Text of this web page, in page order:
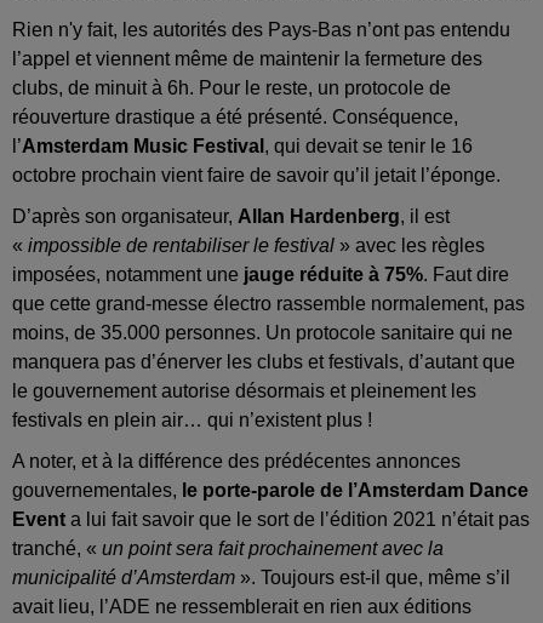
Rien n'y fait, les autorités des Pays-Bas n’ont pas entendu
l’appel et viennent même de maintenir la fermeture des
clubs, de minuit à 6h. Pour le reste, un protocole de
réouverture drastique a été présenté. Conséquence,
l’Amsterdam Music Festival , qui devait se tenir le 16
octobre prochain vient faire de savoir qu’il jetait l’éponge.
D’après son organisateur, Allan Hardenberg, il est
« impossible de rentabiliser le festival » avec les règles
imposées, notamment une jauge réduite à 75%. Faut dire
que cette grand-messe électro rassemble normalement, pas
moins, de 35.000 personnes. Un protocole sanitaire qui ne
manquera pas d’énerver les clubs et festivals, d’autant que
le gouvernement autorise désormais et pleinement les
festivals en plein air… qui n’existent plus !
A noter, et à la différence des prédécentes annonces
gouvernementales, le porte-parole de l’Amsterdam Dance
Event a lui fait savoir que le sort de l’édition 2021 n’était pas
tranché, « un point sera fait prochainement avec la
municipalité d’Amsterdam ». Toujours est-il que, même s’il
avait lieu, l’ADE ne ressemblerait en rien aux éditions